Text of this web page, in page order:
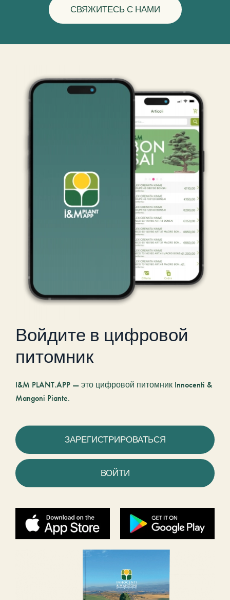
СВЯЖИТЕСЬ С НАМИ
Войдите в цифровой
питомник
I&M PLANT.APP — это цифровой питомник Innocenti &
Mangoni Piante.
ЗАРЕГИСТРИРОВАТЬСЯ
ВОЙТИ